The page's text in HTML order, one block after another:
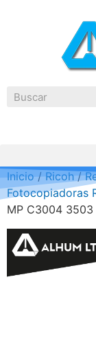
Inicio/Ricoh/
Fotocopiadoras
MP C3004